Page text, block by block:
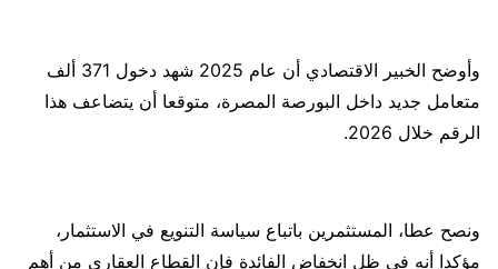
وأوضح الخبير الاقتصادي أن عام 2025 شهد دخول 371 ألف
متعامل جديد داخل البورصة المصرة، متوقعا أن يتضاعف هذا
الرقم خلال 2026.
ونصح عطا، المستثمرين باتباع سياسة التنويع في الاستثمار،
مؤكدا أنه في ظل انخفاض الفائدة فإن القطاع العقاري من أهم